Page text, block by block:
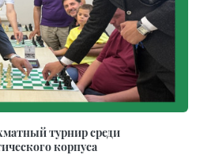
турнир среди
корпуса